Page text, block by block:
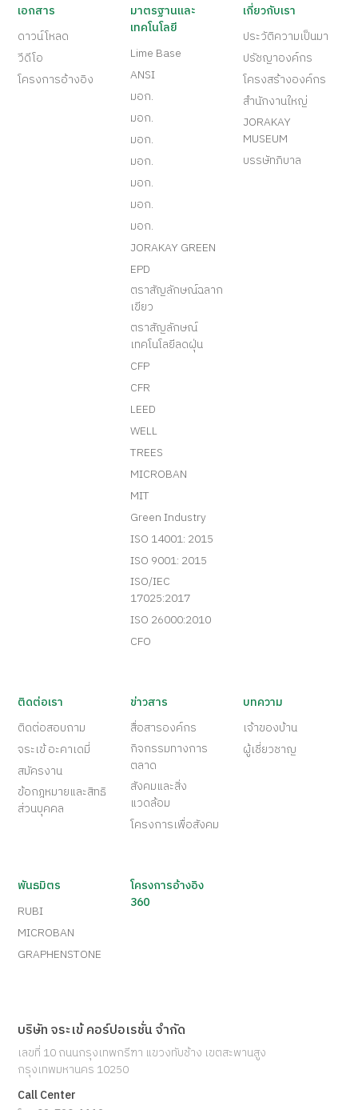
เอกสาร
ดาวน์โหลด
วีดีโอ
โครงการอ้างอิง
มาตรฐานและ
เทคโนโลยี
Lime Base
ANSI
มอก.
มอก.
มอก.
มอก.
มอก.
มอก.
มอก.
JORAKAY GREEN
EPD
ตราสัญลักษณ์ฉลาก
เขียว
ตราสัญลักษณ์
เทคโนโลยีลดฝุ่น
CFP
CFR
LEED
WELL
TREES
MICROBAN
MIT
Green Industry
ISO 14001: 2015
ISO 9001: 2015
ISO/IEC
17025:2017
ISO 26000:2010
CFO
เกี่ยวกับเรา
ประวัติความเป็นมา
ปรัชญาองค์กร
โครงสร้างองค์กร
สำนักงานใหญ่
JORAKAY
MUSEUM
บรรษัทภิบาล
ติดต่อเรา
ติดต่อสอบถาม
จระเข้ อะคาเดมี่
สมัครงาน
ข้อกฎหมายและสิทธิ
ส่วนบุคคล
ข่าวสาร
สื่อสารองค์กร
กิจกรรมทางการ
ตลาด
สังคมและสิ่ง
แวดล้อม
โครงการเพื่อสังคม
บทความ
เจ้าของบ้าน
ผู้เชี่ยวชาญ
พันธมิตร
RUBI
MICROBAN
GRAPHENSTONE
โครงการอ้างอิง
360
บริษัท จระเข้ คอร์ปอเรชั่น จำกัด
เลขที่ 10 ถนนกรุงเทพกรีฑา แขวงทับช้าง เขตสะพานสูง
กรุงเทพมหานคร 10250
Call Center